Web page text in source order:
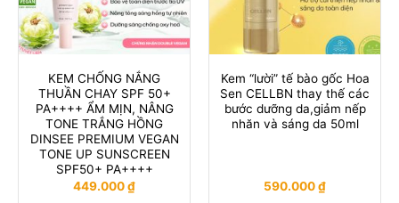
KEM CHỐNG NẮNG
THUẦN CHAY SPF 50+
PA++++ ẨM MỊN, NÂNG
TONE TRẮNG HỒNG
DINSEE PREMIUM VEGAN
TONE UP SUNSCREEN
SPF50+ PA++++
449.000₫
Kem “lười” tế bào gốc Hoa
Sen CELLBN thay thế các
bước dưỡng da,giảm nếp
nhăn và sáng da 50ml
590.000₫